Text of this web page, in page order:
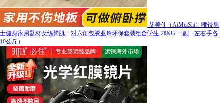
艾美仕（AiMeiShi）哑铃男
士健身家用器材女练臂肌一对六角包胶亚玲环保套装组合学生 20KG 一副（左右手各
10公斤）